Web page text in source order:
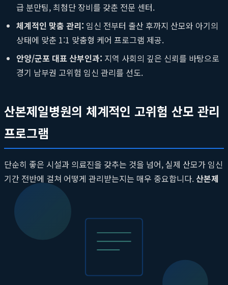
급 분만팀, 최첨단 장비를 갖춘 전문 센터.
체계적인 맞춤 관리: 임신 전부터 출산 후까지 산모와 아기의
상태에 맞춘 1:1 맞춤형 케어 프로그램 제공.
안양/군포 대표 산부인과: 지역 사회의 깊은 신뢰를 바탕으로
경기 남부권 고위험 임신 관리를 선도.
산본제일병원의 체계적인 고위험 산모 관리
프로그램
단순히 좋은 시설과 의료진을 갖추는 것을 넘어, 실제 산모가 임신
기간 전반에 걸쳐 어떻게 관리받는지는 매우 중요합니다. 산본제
일병원 은 고위험 산모를 위한 체계적이고 다각적인 관리 프로그
램을 통해 심리적 안정감을 제공하고 최상의 출산 결과를 이끌어
냅니다. 이는 수십 년간 쌓아온30년 전통 산부인과
노하우가 집약된 결과물입니다.
임신 전 단계부터 출산 후까지, 맞춤형 관리